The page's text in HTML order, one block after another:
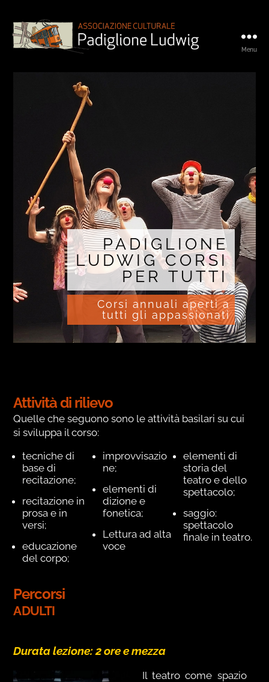
Ludwig
Menu
PADIGLIONE
LUDWIG CORSI
PER TUTTI
Corsi annuali aperti a
tutti gli appassionati
Attività di rilievo
Quelle che seguono sono le attività basilari su cui
si sviluppa il corso:
tecniche di
base di
recitazione;
recitazione in
prosa e in
versi;
educazione
del corpo;
improvvisazio
ne;
elementi di
dizione e
fonetica;
Lettura ad alta
voce
elementi di
storia del
teatro e dello
spettacolo;
saggio:
spettacolo
finale in teatro.
Percorsi
ADULTI
Durata lezione: 2 ore e mezza
Il teatro come spazio